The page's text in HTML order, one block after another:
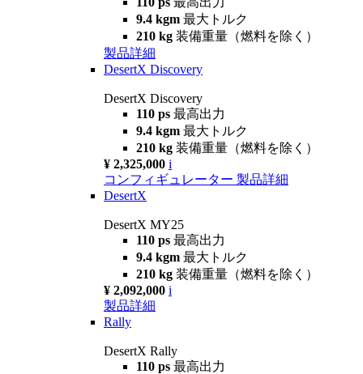
9.4 kgm 最大トルク
210 kg 装備重量（燃料を除く）
製品詳細
DesertX Discovery
DesertX Discovery
110 ps 最高出力
9.4 kgm 最大トルク
210 kg 装備重量（燃料を除く）
¥ 2,325,000 i
コンフィギュレーター 製品詳細
DesertX
DesertX MY25
110 ps 最高出力
9.4 kgm 最大トルク
210 kg 装備重量（燃料を除く）
¥ 2,092,000 i
製品詳細
Rally
DesertX Rally
110 ps 最高出力